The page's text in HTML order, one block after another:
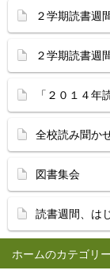
ホーム
２学期読書週
２学期読書週
「２０１４
全校読み聞か
図書集会
読書週間、は